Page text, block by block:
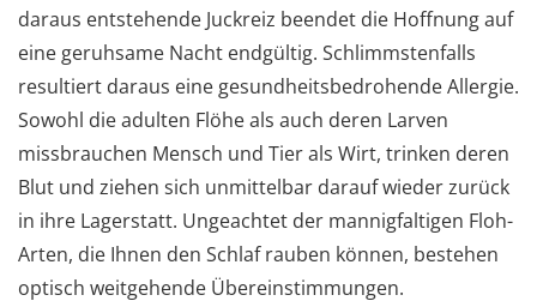
daraus entstehende Juckreiz beendet die Hoffnung auf
eine geruhsame Nacht endgültig. Schlimmstenfalls
resultiert daraus eine gesundheitsbedrohende Allergie.
Sowohl die adulten Flöhe als auch deren Larven
missbrauchen Mensch und Tier als Wirt, trinken deren
Blut und ziehen sich unmittelbar darauf wieder zurück
in ihre Lagerstatt. Ungeachtet der mannigfaltigen Floh-
Arten, die Ihnen den Schlaf rauben können, bestehen
optisch weitgehende Übereinstimmungen.